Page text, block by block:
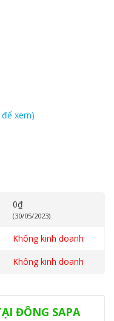
để xem)
0₫
(30/05/2023)
Không kinh doanh
Không kinh doanh
không khí Sharp
ĐÔNG SAPA